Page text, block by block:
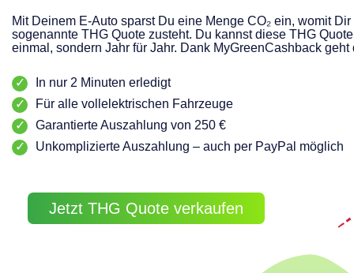
Mit Deinem E-Auto sparst Du eine Menge CO₂ ein, womit
sogenannte THG Quote zusteht. Du kannst diese THG
einmal, sondern Jahr für Jahr. Dank MyGreenCashback
In nur 2 Minuten erledigt
Für alle vollelektrischen Fahrzeuge
Garantierte Auszahlung von 250 €
Unkomplizierte Auszahlung – auch per PayPal möglich
Jetzt THG Quote verkaufen